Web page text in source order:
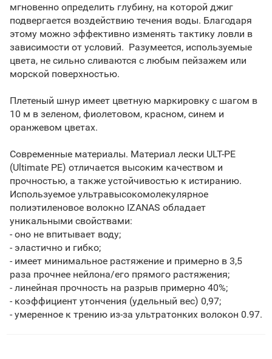
мгновенно определить глубину, на которой джиг
подвергается воздействию течения воды. Благодаря
этому можно эффективно изменять тактику ловли в
зависимости от условий. Разумеется, используемые
цвета, не сильно сливаются с любым пейзажем или
морской поверхностью.
Плетеный шнур имеет цветную маркировку с шагом в
10 м в зеленом, фиолетовом, красном, синем и
оранжевом цветах.
Современные материалы. Материал лески ULT-PE
(Ultimate PE) отличается высоким качеством и
прочностью, а также устойчивостью к истиранию.
Используемое ультравысокомолекулярное
полиэтиленовое волокно IZANAS обладает
уникальными свойствами:
- оно не впитывает воду;
- эластично и гибко;
- имеет минимальное растяжение и примерно в 3,5
раза прочнее нейлона/его прямого растяжения;
- линейная прочность на разрыв примерно 40%;
- коэффициент утончения (удельный вес) 0,97;
- умеренное к трению из-за ультратонких волокон 0.97.